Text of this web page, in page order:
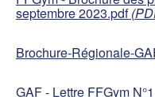
septembre 2023.pdf
Brochure-Régionale-
GAF - Lettre FFGym